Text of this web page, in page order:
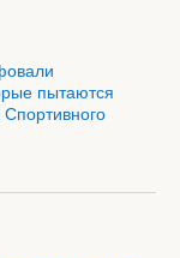
пытаются
Спортивного